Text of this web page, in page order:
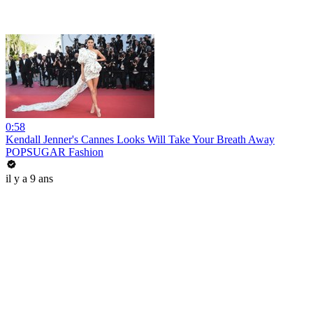
0:58
Kendall Jenner's Cannes Looks Will Take Your Breath Away
POPSUGAR Fashion
il y a 9 ans